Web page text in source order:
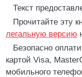
Текст
Прочитайте эту
легальную версию
Безопасно
картой Visa,
мобильного